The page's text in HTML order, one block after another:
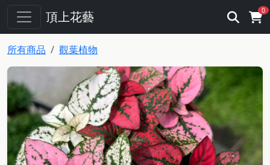
頂上花藝 0
所有商品 觀葉植物